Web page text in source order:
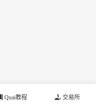
Quai教程 交易所